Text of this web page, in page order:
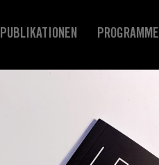
PUBLIKATIONEN PROGRAMME